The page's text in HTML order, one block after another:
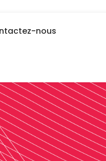
nous